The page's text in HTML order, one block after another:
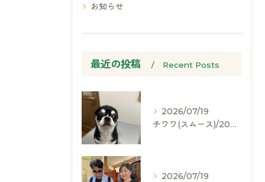
お知らせ
最近の投稿 Recent Posts
2026/07/19
チワワ(スムース)/2024.05.06/男の子/60,000(税別)
2026/07/19